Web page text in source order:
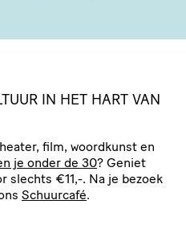
IN HET HART VAN
film, woordkunst en
je onder de 30? Geniet
slechts €11,-. Na je bezoek
Schuurcafé.